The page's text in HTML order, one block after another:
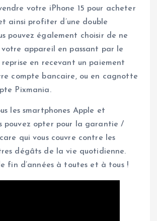
votre iPhone 15 pour acheter
ainsi profiter d’une double
pouvez également choisir de ne
appareil en passant par le
en recevant un paiement
compte bancaire, ou en cagnotte
Pixmania.
les smartphones Apple et
pouvez opter pour la garantie /
qui vous couvre contre les
dégâts de la vie quotidienne.
fin d’années à toutes et à tous !